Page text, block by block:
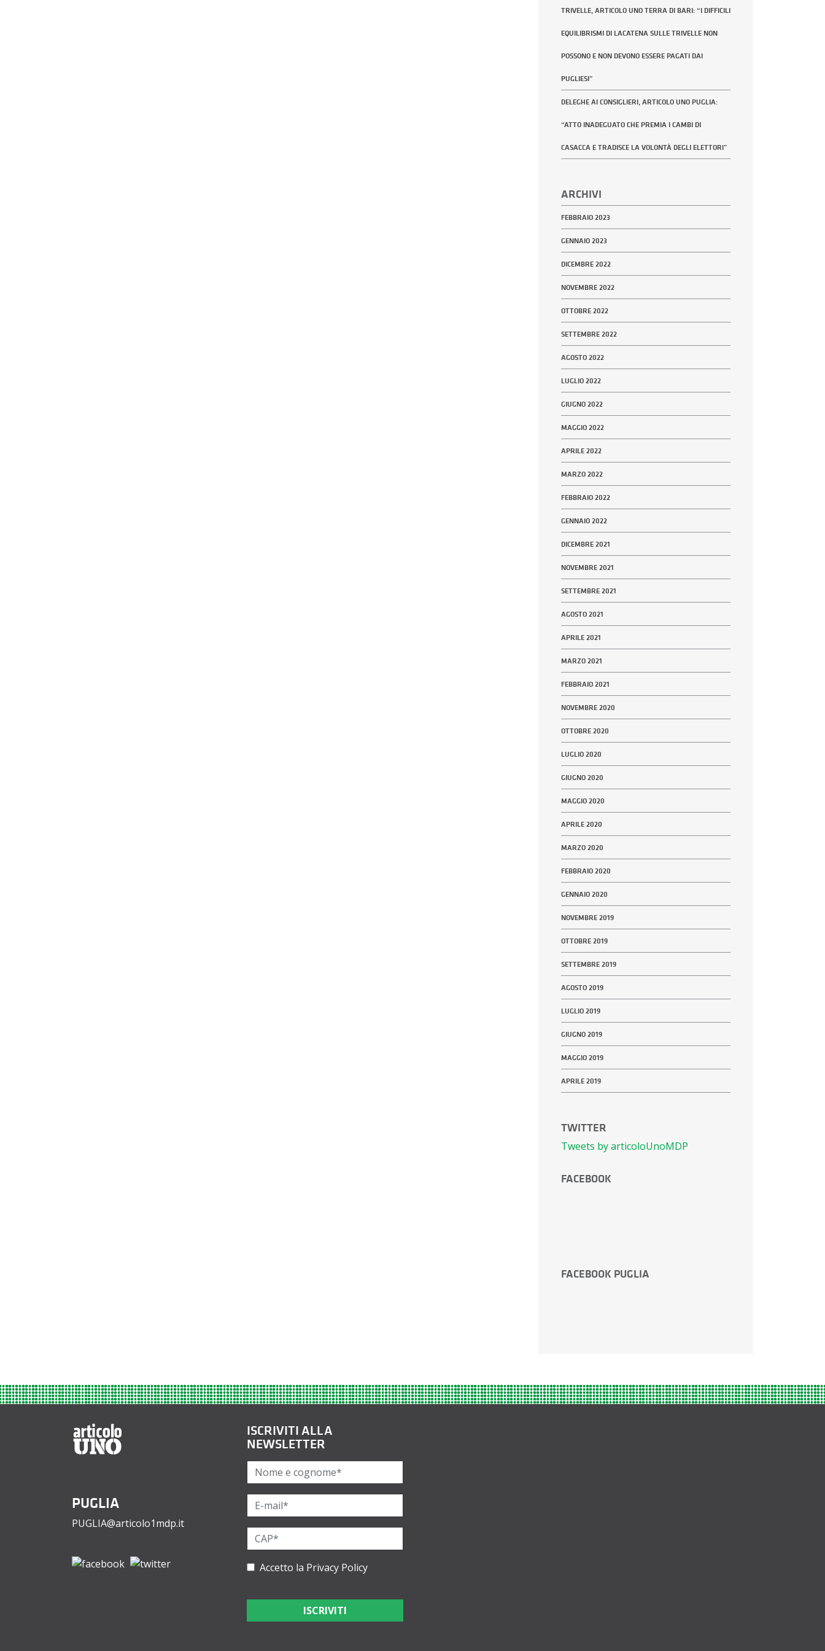
TRIVELLE, ARTICOLO UNO TERRA DI BARI: “I DIFFICILI
EQUILIBRISMI DI LACATENA SULLE TRIVELLE NON
POSSONO E NON DEVONO ESSERE PAGATI DAI
PUGLIESI”
DELEGHE AI CONSIGLIERI, ARTICOLO UNO PUGLIA:
“ATTO INADEGUATO CHE PREMIA I CAMBI DI
CASACCA E TRADISCE LA VOLONTÀ DEGLI ELETTORI”
ARCHIVI
FEBBRAIO 2023
GENNAIO 2023
DICEMBRE 2022
NOVEMBRE 2022
OTTOBRE 2022
SETTEMBRE 2022
AGOSTO 2022
LUGLIO 2022
GIUGNO 2022
MAGGIO 2022
APRILE 2022
MARZO 2022
FEBBRAIO 2022
GENNAIO 2022
DICEMBRE 2021
NOVEMBRE 2021
SETTEMBRE 2021
AGOSTO 2021
APRILE 2021
MARZO 2021
FEBBRAIO 2021
NOVEMBRE 2020
OTTOBRE 2020
LUGLIO 2020
GIUGNO 2020
MAGGIO 2020
APRILE 2020
MARZO 2020
FEBBRAIO 2020
GENNAIO 2020
NOVEMBRE 2019
OTTOBRE 2019
SETTEMBRE 2019
AGOSTO 2019
LUGLIO 2019
GIUGNO 2019
MAGGIO 2019
APRILE 2019
TWITTER
Tweets by articoloUnoMDP
FACEBOOK
FACEBOOK PUGLIA
PUGLIA
PUGLIA@articolo1mdp.it
ISCRIVITI ALLA
NEWSLETTER
Accetto la Privacy Policy